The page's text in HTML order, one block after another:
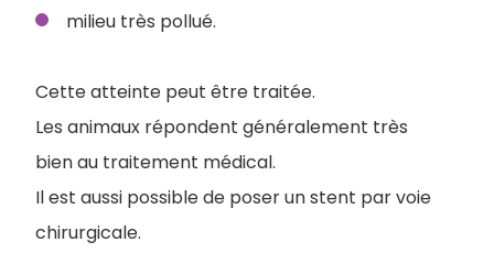
milieu très pollué.
Cette atteinte peut être traitée.
Les animaux répondent généralement très
bien au traitement médical.
Il est aussi possible de poser un stent par voie
chirurgicale.